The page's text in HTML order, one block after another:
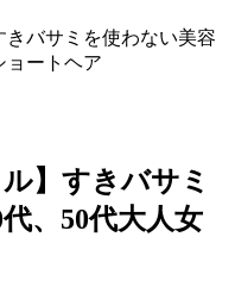
きバサミを使わない美容
ョートヘア
】すきバサミ
、50代大人女